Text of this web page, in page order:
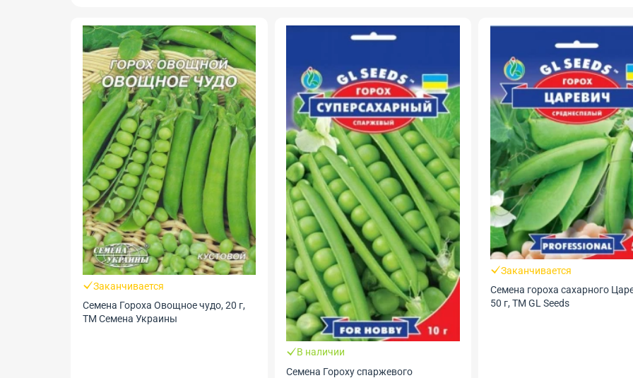
Заканчивается
Семена Гороха Овощное чудо, 20 г,
ТМ Семена Украины
В наличии
Семена Гороху спаржевого
Заканчивается
Семена гороха сахарного
50 г, ТМ GL Seeds